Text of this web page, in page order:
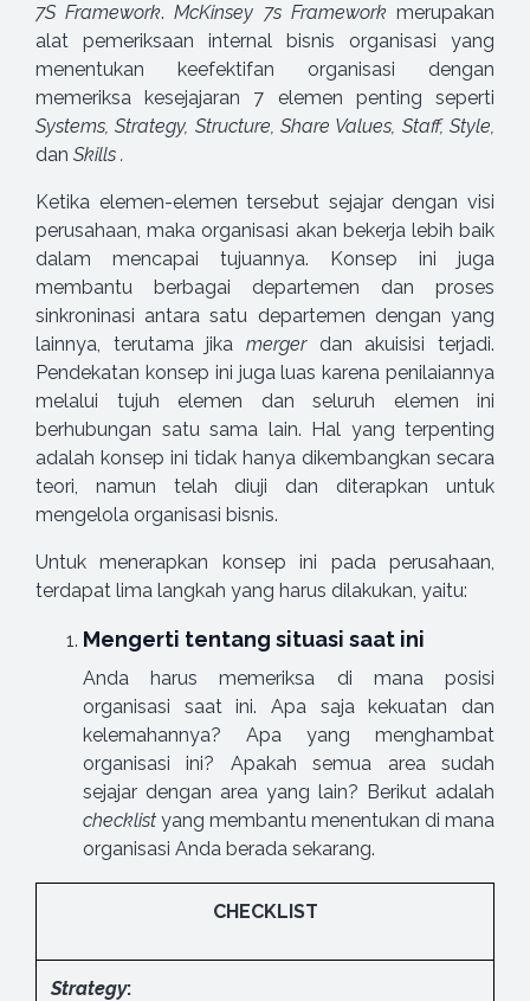
7S Framework.McKinsey 7s Frameworkmerupakan
alat pemeriksaan internal bisnis organisasi yang
menentukan keefektifan organisasi dengan
memeriksa kesejajaran 7 elemen penting seperti
Systems, Strategy, Structure, Share Values, Staff, Style,
dan Skills .
Ketika elemen-elemen tersebut sejajar dengan visi
perusahaan, maka organisasi akan bekerja lebih baik
dalam mencapai tujuannya. Konsep ini juga
membantu berbagai departemen dan proses
sinkroninasi antara satu departemen dengan yang
lainnya, terutama jika merger dan akuisisi terjadi.
Pendekatan konsep ini juga luas karena penilaiannya
melalui tujuh elemen dan seluruh elemen ini
berhubungan satu sama lain. Hal yang terpenting
adalah konsep ini tidak hanya dikembangkan secara
teori, namun telah diuji dan diterapkan untuk
mengelola organisasi bisnis.
Untuk menerapkan konsep ini pada perusahaan,
terdapat lima langkah yang harus dilakukan, yaitu:
Mengerti tentang situasi saat ini
Anda harus memeriksa di mana posisi
organisasi saat ini. Apa saja kekuatan dan
kelemahannya? Apa yang menghambat
organisasi ini? Apakah semua area sudah
sejajar dengan area yang lain? Berikut adalah
checklist yang membantu menentukan di mana
organisasi Anda berada sekarang.
CHECKLIST
Strategy: